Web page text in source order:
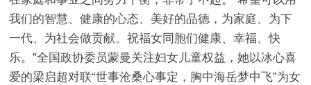
我们的智慧、健康的心态、美好的品德，为家庭、为下
一代、为社会做贡献。祝福女同胞们健康、幸福、快
乐。”全国政协委员蒙曼关注妇女儿童权益，她以冰心喜
爱的梁启超对联“世事沧桑心事定，胸中海岳梦中飞”为女